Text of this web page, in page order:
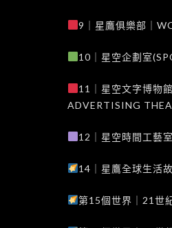
9｜星鷹俱樂部｜
10｜星空企劃室
11｜星空文字博物
ADVERTISING
12｜星空時間工藝
14｜星鷹全球生活
第15個世界｜21世